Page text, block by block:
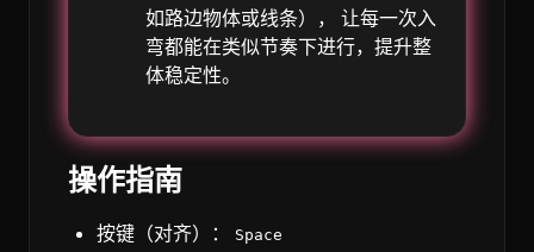
如路边物体或线条）， 让每一次入
弯都能在类似节奏下进行，提升整
体稳定性。
操作指南
按键（对齐）： Space